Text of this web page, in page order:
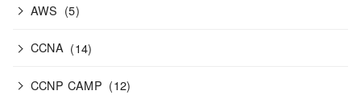
AWS (5)
CCNA (14)
CCNP CAMP (12)